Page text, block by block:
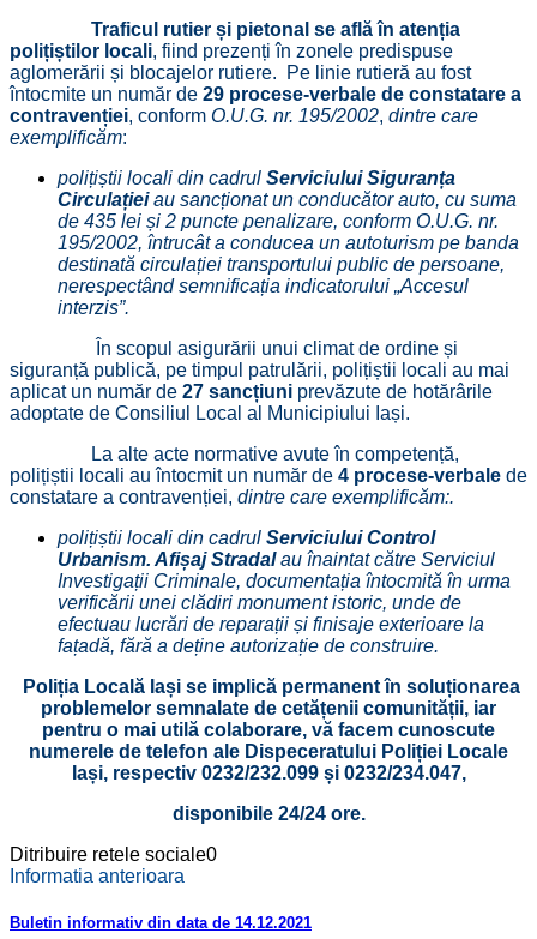
Traficul rutier și pietonal se află în atenția
polițiștilor locali, fiind prezenți în zonele predispuse
aglomerării și blocajelor rutiere. Pe linie rutieră au fost
întocmite un număr de 29 procese-verbale de constatare a
contravenției, conform O.U.G. nr. 195/2002, dintre care
exemplificăm:
polițiștii locali din cadrul Serviciului Siguranța
Circulațieiau sancționat un conducător auto, cu suma
de 435 lei și 2 puncte penalizare, conform O.U.G. nr.
195/2002, întrucât a conducea un autoturism pe banda
destinată circulației transportului public de persoane,
nerespectând semnificația indicatorului „Accesul
interzis”.
În scopul asigurării unui climat de ordine și
siguranță publică, pe timpul patrulării, polițiștii locali au mai
aplicat un număr de 27 sancțiuni prevăzute de hotărârile
adoptate de Consiliul Local al Municipiului Iași.
La alte acte normative avute în competență,
polițiștii locali au întocmit un număr de 4 procese-verbale de
constatare a contravenției, dintre care exemplificăm:.
polițiștii locali din cadrul Serviciului Control
Urbanism. Afișaj Stradalau înaintat către Serviciul
Investigații Criminale, documentația întocmită în urma
verificării unei clădiri monument istoric, unde de
efectuau lucrări de reparații și finisaje exterioare la
fațadă, fără a deține autorizație de construire.
Poliția Locală Iași se implică permanent în soluționarea
problemelor semnalate de cetățenii comunității, iar
pentru o mai utilă colaborare, vă facem cunoscute
numerele de telefon ale Dispeceratului Poliției Locale
Iași, respectiv 0232/232.099 și 0232/234.047,
disponibile 24/24 ore.
Ditribuire retele sociale0
Informatia anterioara
Buletin informativ din data de 14.12.2021